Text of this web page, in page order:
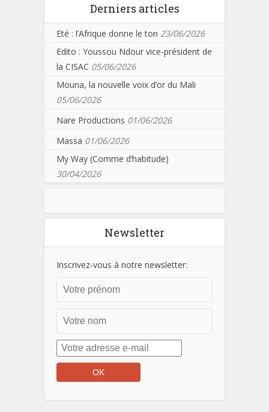
Derniers articles
Eté : l’Afrique donne le ton 23/06/2026
Edito : Youssou Ndour vice-président de
la CISAC 05/06/2026
Mouna, la nouvelle voix d’or du Mali
05/06/2026
Nare Productions 01/06/2026
Massa 01/06/2026
My Way (Comme d’habitude)
30/04/2026
Newsletter
Inscrivez-vous à notre newsletter: